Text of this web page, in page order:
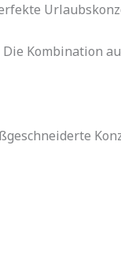
Kombination